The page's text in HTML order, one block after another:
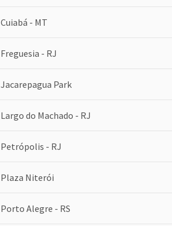
Cuiabá - MT
Freguesia - RJ
Jacarepagua Park
Largo do Machado - RJ
Petrópolis - RJ
Plaza Niterói
Porto Alegre - RS